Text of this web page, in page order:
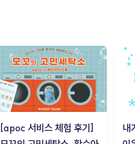
[apoc 서비스 체험 후기]
내